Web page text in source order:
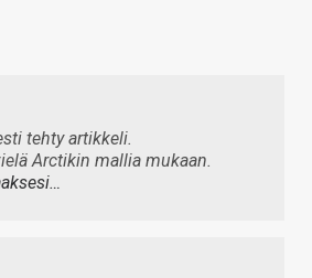
tehty artikkeli.
Arctikin mallia mukaan.